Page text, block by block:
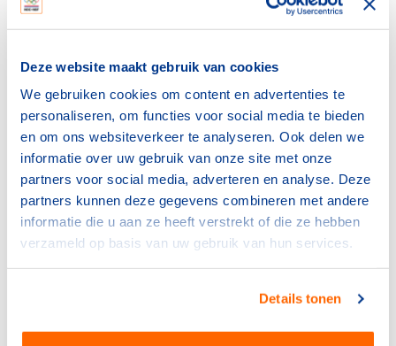
Deze website maakt gebruik van cookies
We gebruiken cookies om content en advertenties te
personaliseren, om functies voor social media te bieden
en om ons websiteverkeer te analyseren. Ook delen we
informatie over uw gebruik van onze site met onze
partners voor social media, adverteren en analyse. Deze
partners kunnen deze gegevens combineren met andere
informatie die u aan ze heeft verstrekt of die ze hebben
verzameld op basis van uw gebruik van hun services.
Details tonen
bovenstaande voorwaarden voldoet, is het zeer
aannemelijk dat hij door zowel de Rijksoverheid als de
is waarschijnlijk sprakevan een dienstbetrekking en dus
van een werknemerin plaats van een vrijwilliger.
Paragrafen
9.1Vrijwilligerswerk
9.2Vrijwilligersvergoeding
9.3Verzekeringen voor vrijwilligerswerk
Vrijwilligers en de AVG